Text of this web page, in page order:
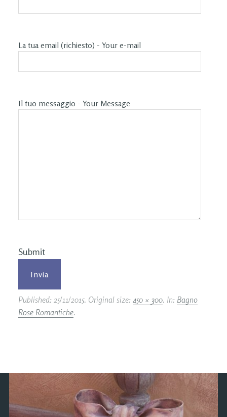
La tua email (richiesto) - Your e-mail
Il tuo messaggio - Your Message
Submit
Published: 25/11/2015. Original size: 450 × 300. In: Bagno
Rose Romantiche.